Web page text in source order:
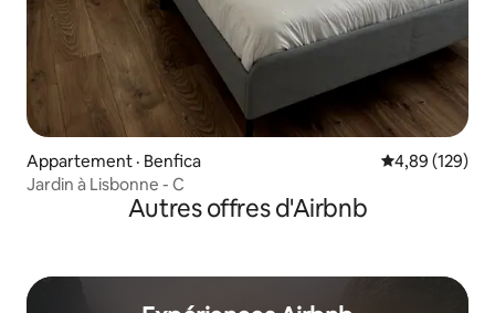
Appartement · Benfica Note
4,89 (129)
Jardin à Lisbonne - C
Autres offres d'Airbnb